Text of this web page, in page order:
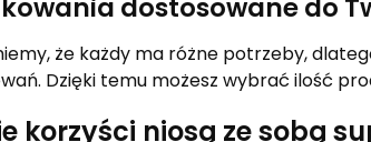
dostosowane do
że każdy ma różne potrzeby,
Dzięki temu możesz wybrać ilość
korzyści niosą ze sobą